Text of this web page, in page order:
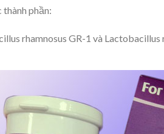
phần:
rhamnosus GR-1 và Lactobacillus